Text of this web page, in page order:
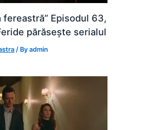
fereastră” Episodul 63,
părăsește serialul
/ Byadmin